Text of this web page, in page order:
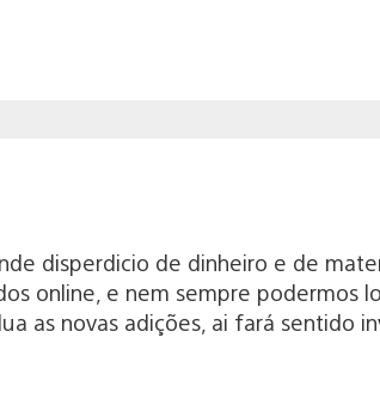
disperdicio de dinheiro e de
online, e nem sempre podermos
as novas adições, ai fará sentido